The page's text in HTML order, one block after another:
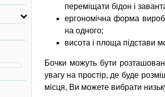
переміщати бідон і
ергономічна форма
на одного;
висота і площа підстави
Бочки можуть бути
увагу на простір, де буде
місця, Ви можете вибрати